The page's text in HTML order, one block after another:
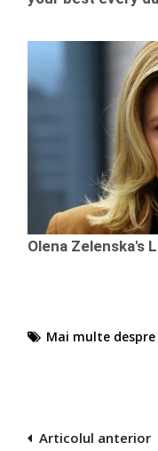
Mai multe despre
Navigare
Articolul anterior